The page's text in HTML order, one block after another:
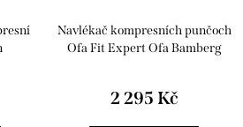
Navlékač kompresních punčoch
Ofa Fit Expert Ofa Bamberg
2 295 Kč